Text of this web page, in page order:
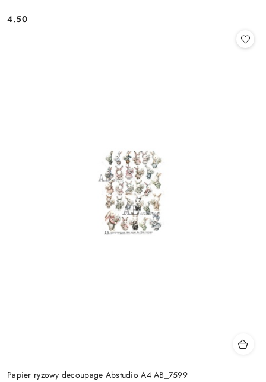
Cena:
4.50
Papier ryżowy decoupage Abstudio A4 AB_7599